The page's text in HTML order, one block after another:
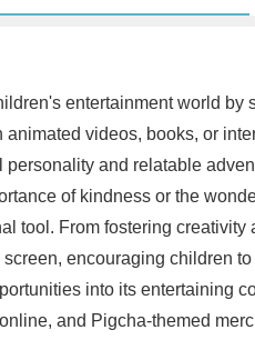
entertainment world
videos, books, or
and relatable
of kindness or the
tool. From fostering
encouraging children
into its entertaining
and Pigcha-themed